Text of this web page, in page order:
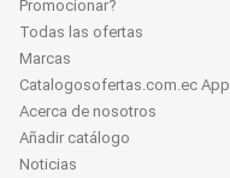
Promocionar?
Todas las ofertas
Marcas
Catalogosofertas.com.ec App
Acerca de nosotros
Añadir catálogo
Noticias